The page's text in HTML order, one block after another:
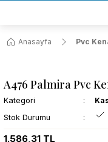
BÜTÜN
TÜRKİYE
Anasayfa
Pvc
A476 Palmira Pvc
Kategori
Stok Durumu
1.586,31 TL